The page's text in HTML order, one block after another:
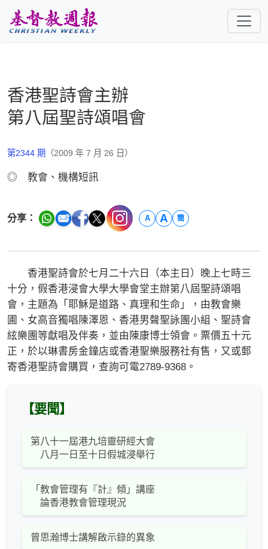
香港聖詩會主辦
第八屆聖詩頌唱會
第2344 期 （2009 年 7 月 26 日）
◎ 教會、機構短訊
分享： A A 簡
香港聖詩會於七月二十六日（本主日）晚上七時三
十分，假香港浸會大學大學會堂主辦第八屆聖詩頌唱
會，主題為「耶穌是道路、真理和生命」，由教會樂
圃、女高音獨唱陳澤恩、香港男聲聖詠團小組、聖詩會
絃樂團等獻唱及伴奏，並由陳康博士領會。票價五十元
正，於以琳書房金鐘店或香港聖樂服務社有售，又或郵
寄香港聖詩會購買，查詢可電2789-9368。
【要聞】
第八十一屆港九培靈研經大會
八月一日至十日假城浸舉行
「教會管理有『計』傾」講座
論香港教會管理現況
曾思瀚博士講解啟示錄的異象